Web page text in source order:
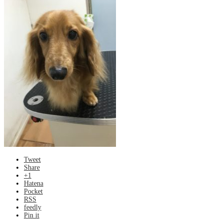
Tweet
Share
+1
Hatena
Pocket
RSS
feedly
Pin it